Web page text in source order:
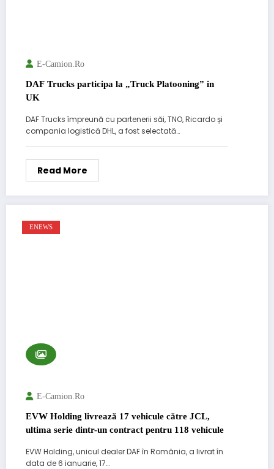
E-Camion.ro
DAF Trucks participa la „Truck Platooning” in
UK
DAF Trucks împreună cu partenerii săi, TNO, Ricardo și
compania logistică DHL, a fost selectată…
Read More
ENEWS
E-Camion.ro
EVW Holding livrează 17 vehicule către JCL,
ultima serie dintr-un contract pentru 118 vehicule
EVW Holding, unicul dealer DAF în România, a livrat în
data de 6 ianuarie, 17…